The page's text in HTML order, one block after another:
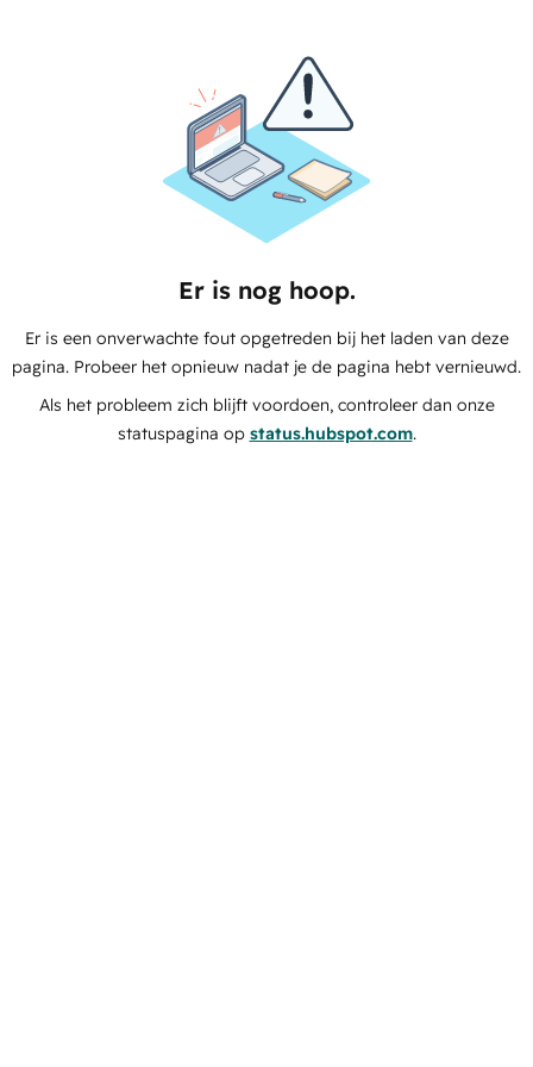
Er is nog hoop.
Er is een onverwachte fout opgetreden bij het laden van deze
pagina. Probeer het opnieuw nadat je de pagina hebt vernieuwd.
Als het probleem zich blijft voordoen, controleer dan onze
statuspagina op status.hubspot.com.